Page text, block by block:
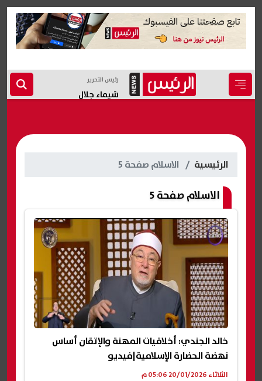
رئيس التحرير
شيماء جلال
الرئيسية الاسلام صفحة 5
الاسلام صفحة 5
خالد الجندي: أخلاقيات المهنة والإتقان أساس
نهضة الحضارة الإسلامية|فيديو
الثلاثاء 20/01/2026 05:06 م